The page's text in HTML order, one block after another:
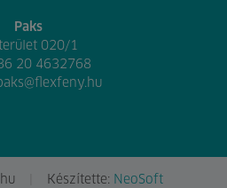
Paks
020/1
20 4632768
Készítette: NeoSoft